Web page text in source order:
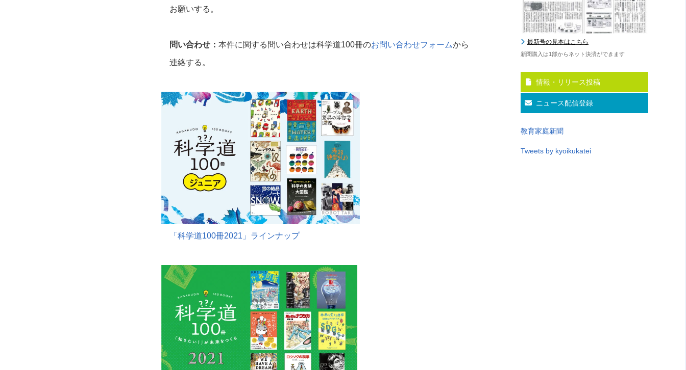
お願いする。
問い合わせ： 本件に関する問い合わせは科学道100冊のお問い合わせフォームから
連絡する。
「科学道100冊2021 」ラインナップ
最新号の見本はこちら
新聞購入は1部からネット決済ができます
情報・リリース投稿
ニュース配信登録
教育家庭新聞
Tweets by kyoikukatei